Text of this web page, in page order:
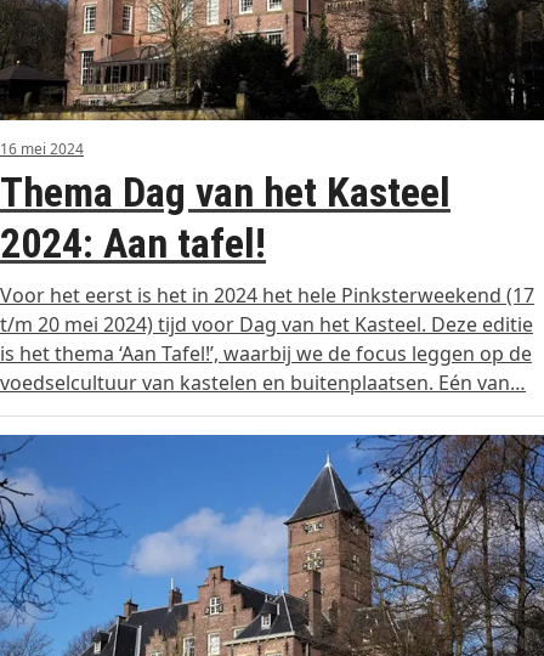
16 mei 2024
Thema Dag van het Kasteel
2024: Aan tafel!
Voor het eerst is het in 2024 het hele Pinksterweekend (17
t/m 20 mei 2024) tijd voor Dag van het Kasteel. Deze editie
is het thema ‘Aan Tafel!’, waarbij we de focus leggen op de
voedselcultuur van kastelen en buitenplaatsen. Eén van…